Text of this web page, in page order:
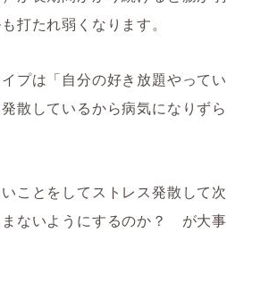
打たれ弱くなります。
プは「自分の好き放題やってい
散しているから病気になりずら
ことをしてストレス発散して次
ないようにするのか？ が大事